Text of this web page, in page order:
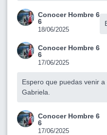
Conocer Hombre 6
6
18/06/2025
Conocer Hombre 6
6
17/06/2025
Espero que puedas venir
Gabriela.
Conocer Hombre 6
6
17/06/2025